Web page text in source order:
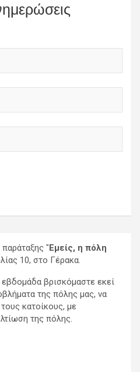
"Εμείς, η πόλη
10, στο Γέρακα.
βρισκόμαστε εκεί
της πόλης μας, να
κατοίκους, με
της πόλης.